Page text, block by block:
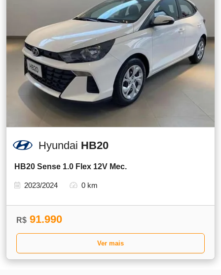
Hyundai HB20
HB20 Sense 1.0 Flex 12V Mec.
2023/2024 0 km
R$ 91.990
Ver mais